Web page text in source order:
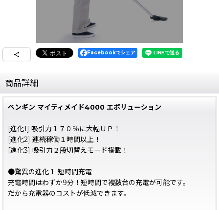
Facebookでシェア
商品詳細
ペンギン マイティメイド4000 エボリューション
[進化1] 吸引力１７０％に大幅ＵＰ！
[進化2] 連続稼働１時間以上！
[進化3] 吸引力２段切替えモード搭載！
●驚異の進化１ 短時間充電
充電時間はわずか9分！短時間で複数台の充電が可能です。
だから充電器のコストが低減できます。